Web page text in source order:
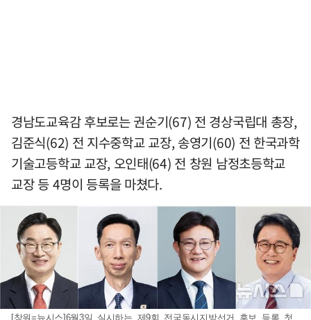
경남도교육감 후보로는 권순기(67) 전 경상국립대 총장,
김준식(62) 전 지수중학교 교장, 송영기(60) 전 한국과학
기술고등학교 교장, 오인태(64) 전 창원 남정초등학교
교장 등 4명이 등록을 마쳤다.
[창원=뉴시스]6월3일 실시하는 제9회 전국동시지방선거 후보 등록 첫